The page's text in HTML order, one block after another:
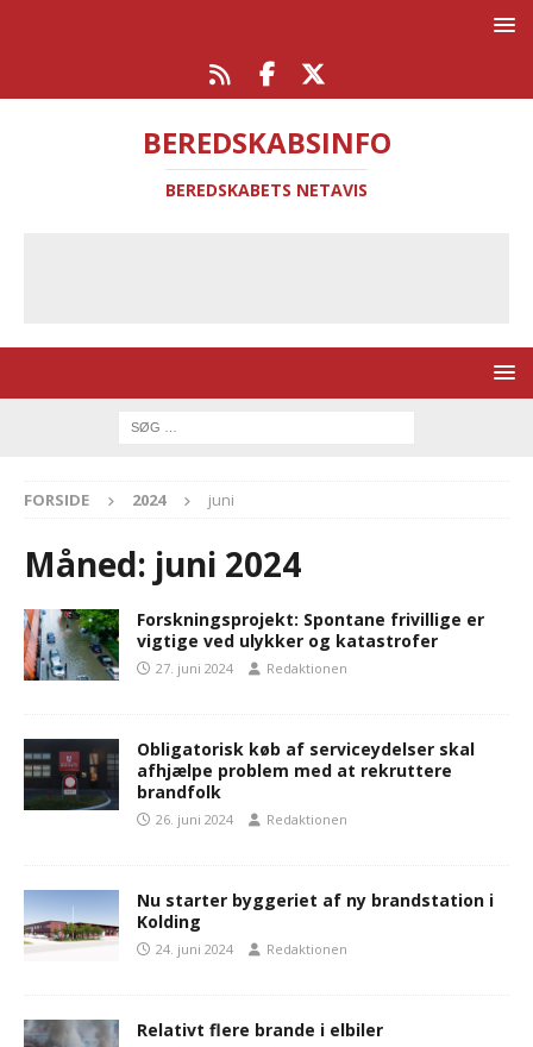
BEREDSKABSINFO
BEREDSKABETS NETAVIS
FORSIDE 2024 juni
Måned: juni 2024
Forskningsprojekt: Spontane frivillige er
vigtige ved ulykker og katastrofer
27. juni 2024 Redaktionen
Obligatorisk køb af serviceydelser skal
afhjælpe problem med at rekruttere
brandfolk
26. juni 2024 Redaktionen
Nu starter byggeriet af ny brandstation i
Kolding
24. juni 2024 Redaktionen
Relativt flere brande i elbiler